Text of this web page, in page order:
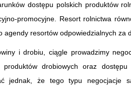
dostępu polskich produktów
promocyjne. Resort rolnictwa
resortów odpowiedzialnych za
i drobiu, ciągle prowadzimy
drobiowych oraz
jednak, że tego typu negocjacje